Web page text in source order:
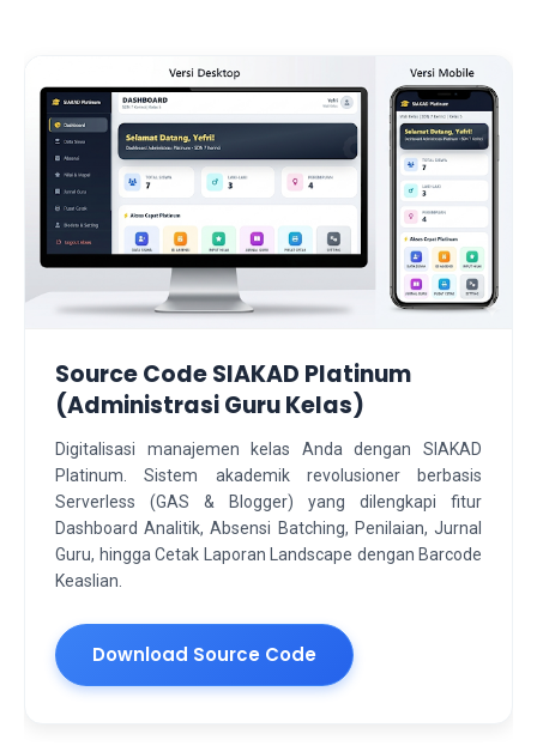
Source Code SIAKAD Platinum
(Administrasi Guru Kelas)
Digitalisasi manajemen kelas Anda dengan SIAKAD
Platinum. Sistem akademik revolusioner berbasis
Serverless (GAS & Blogger) yang dilengkapi fitur
Dashboard Analitik, Absensi Batching, Penilaian, Jurnal
Guru, hingga Cetak Laporan Landscape dengan Barcode
Keaslian.
Download Source Code